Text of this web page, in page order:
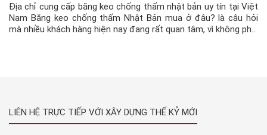
Địa chỉ cung cấp băng keo chống thấm nhật bản uy tín tại Việt
Nam Băng keo chống thấm Nhật Bản mua ở đâu? là câu hỏi
mà nhiều khách hàng hiện nay đang rất quan tâm, vì không phải
LIÊN HỆ TRỰC TIẾP VỚI XÂY DỰNG THẾ KỶ MỚI